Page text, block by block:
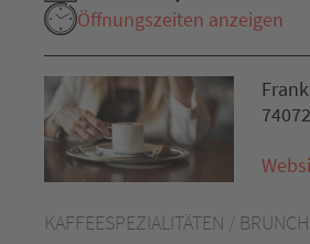
Öffnungszeiten anzeigen
KAFFEESPEZIALITÄTEN /